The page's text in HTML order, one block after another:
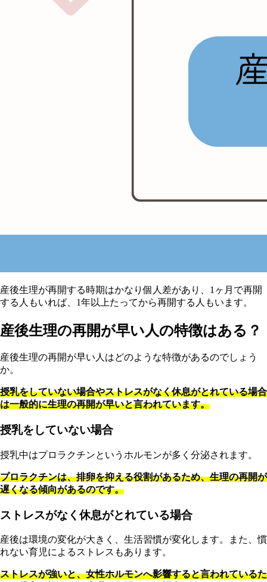
産後生理が再開する時期はかなり個人差があり、1ヶ月で再開
する人もいれば、1年以上たってから再開する人もいます。
産後生理の再開が早い人の特徴はある？
産後生理の再開が早い人はどのような特徴があるのでしょう
か。
授乳をしていない場合やストレスがなく休息がとれている場合
は一般的に生理の再開が早いと言われています。
授乳をしていない場合
授乳中はプロラクチンというホルモンが多く分泌されます。
プロラクチンは、排卵を抑える役割があるため、生理の再開が
遅くなる傾向があるのです。
ストレスがなく休息がとれている場合
産後は環境の変化が大きく、生活習慣が変化します。また、慣
れない育児によるストレスもあります。
ストレスが強いと、女性ホルモンへ影響すると言われているた